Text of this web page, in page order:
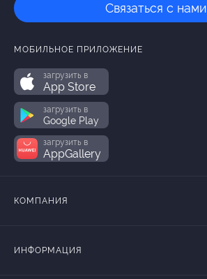
Связаться с нами
МОБИЛЬНОЕ ПРИЛОЖЕНИЕ
загрузить в
App Store
загрузить в
Google Play
загрузить в
AppGallery
КОМПАНИЯ
ИНФОРМАЦИЯ